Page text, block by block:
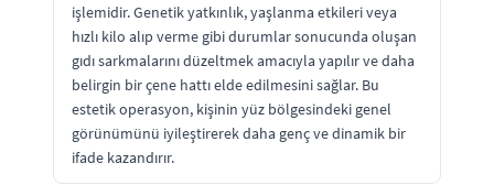
işlemidir. Genetik yatkınlık, yaşlanma etkileri veya
hızlı kilo alıp verme gibi durumlar sonucunda oluşan
gıdı sarkmalarını düzeltmek amacıyla yapılır ve daha
belirgin bir çene hattı elde edilmesini sağlar. Bu
estetik operasyon, kişinin yüz bölgesindeki genel
görünümünü iyileştirerek daha genç ve dinamik bir
ifade kazandırır.